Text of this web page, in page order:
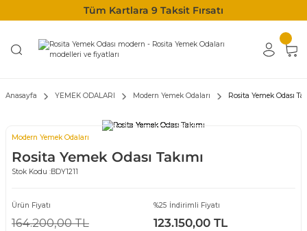
Tüm Kartlara 9 Taksit Fırsatı
Anasayfa YEMEK ODALARI Modern Yemek Odaları Rosita Yemek Odası
Modern Yemek Odaları
Rosita Yemek Odası Takımı
Stok Kodu :BDY1211
Ürün Fiyatı
164.200,00 TL
%25 İndirimli Fiyatı
123.150,00 TL